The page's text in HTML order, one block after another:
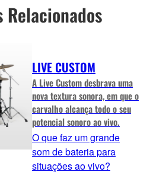
Relacionados
LIVE CUSTOM
A Live Custom desbrava uma
nova textura sonora, em que o
carvalho alcança todo o seu
potencial sonoro ao vivo.
O que faz um grande
som de bateria para
situações ao vivo?